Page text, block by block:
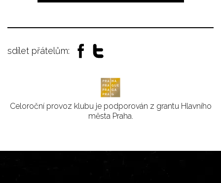
sdílet přátelům:
Celoroční provoz klubu je podporován z grantu Hlavního
města Praha.